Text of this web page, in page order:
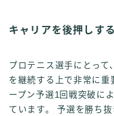
キャリアを後押しす
プロテニス選手にとって
を継続する上で非常に重
ープン予選1回戦突破に
ています。 予選を勝ち